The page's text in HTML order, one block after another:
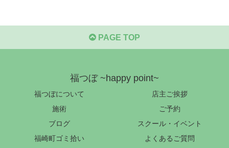
PAGE TOP
福つぼ ~happy point~
福つぼについて
店主ご挨拶
施術
ご予約
ブログ
スクール・イベント
福崎町ゴミ拾い
よくあるご質問